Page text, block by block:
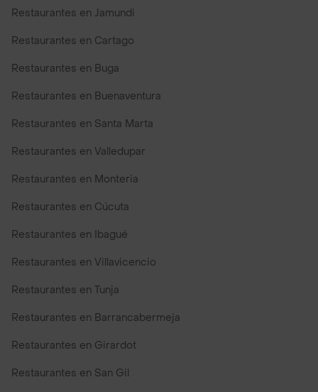
Restaurantes en Jamundi
Restaurantes en Cartago
Restaurantes en Buga
Restaurantes en Buenaventura
Restaurantes en Santa Marta
Restaurantes en Valledupar
Restaurantes en Monteria
Restaurantes en Cúcuta
Restaurantes en Ibagué
Restaurantes en Villavicencio
Restaurantes en Tunja
Restaurantes en Barrancabermeja
Restaurantes en Girardot
Restaurantes en San Gil